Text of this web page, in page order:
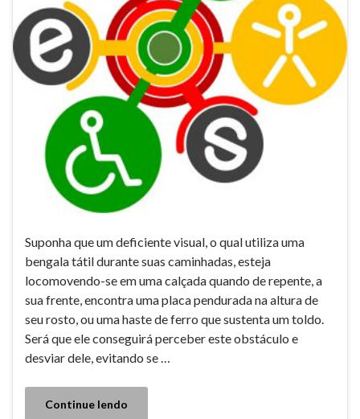
Suponha que um deficiente visual, o qual utiliza uma
bengala tátil durante suas caminhadas, esteja
locomovendo-se em uma calçada quando de repente, a
sua frente, encontra uma placa pendurada na altura de
seu rosto, ou uma haste de ferro que sustenta um toldo.
Será que ele conseguirá perceber este obstáculo e
desviar dele, evitando se …
Continue lendo